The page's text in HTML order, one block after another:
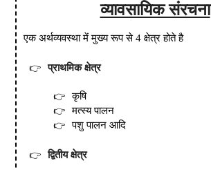
व्यावसायिक संरचना
एक अर्थव्यवस्था में मुख्य रूप से4 क्षेत्र होते है
प्राथमिक क्षेत्र
कृषि
मत्स्य पालन
पशु पालन आदि
द्वितीय क्षेत्र